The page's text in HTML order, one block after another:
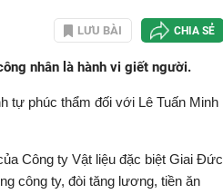
LƯU BÀI CHIA SẺ
nhân là hành vi giết người.
tự phúc thẩm đối với Lê Tuấn Minh
Công ty Vật liệu đặc biệt Giai Đức
công ty, đòi tăng lương, tiền ăn